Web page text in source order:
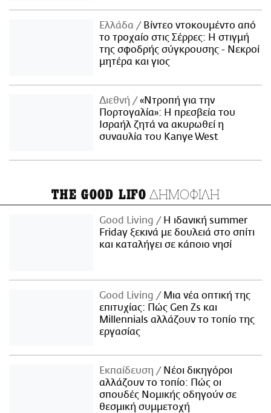
Ελλάδα
Βίντεο ντοκουμέντο από
το τροχαίο στις Σέρρες: Η στιγμή
της σφοδρής σύγκρουσης - Νεκροί
μητέρα και γιος
Διεθνή
«Ντροπή για την
Πορτογαλία»: Η πρεσβεία του
Ισραήλ ζητά να ακυρωθεί η
συναυλία του Kanye West
THE GOOD LIFO ΔΗΜΟΦΙΛΗ
Good Living
Η ιδανική summer
Friday ξεκινά με δουλειά στο σπίτι
και καταλήγει σε κάποιο νησί
Good Living
Μια νέα οπτική της
επιτυχίας: Πώς Gen Zs και
Millennials αλλάζουν το τοπίο της
εργασίας
Εκπαίδευση
Νέοι δικηγόροι
αλλάζουν το τοπίο: Πώς οι
σπουδές Νομικής οδηγούν σε
θεσμική συμμετοχή